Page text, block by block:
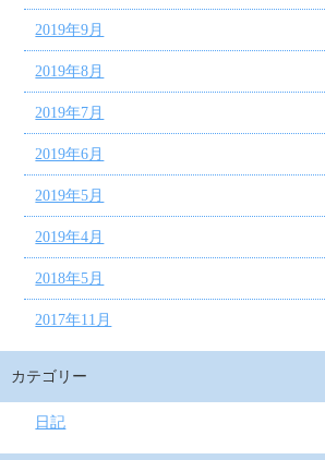
2019年9月
2019年8月
2019年7月
2019年6月
2019年5月
2019年4月
2018年5月
2017年11月
カテゴリー
日記